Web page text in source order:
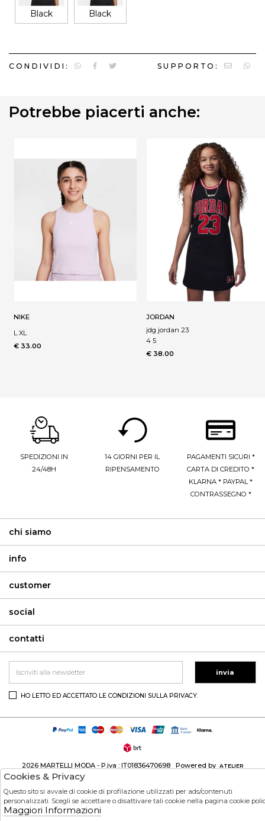
Black Black
CONDIVIDI: SUPPORTO:
Potrebbe piacerti anche:
NIKE
L XL
€ 33.00
JORDAN
jdg jordan 23
4 5
€ 38.00
SPEDIZIONI IN
24/48H
14 GIORNI PER IL
RIPENSAMENTO
PAGAMENTI SICURI *
CARTA DI CREDITO *
KLARNA * PAYPAL *
CONTRASSEGNO *
chi siamo
info
customer
social
contatti
HO LETTO ED ACCETTATO LE CONDIZIONI SULLA PRIVACY.
invia
2026 MARTELLI MODA - P.iva : IT01836470698 Powered by ATELIER
Cookies & Privacy
Questo sito si avvale di cookie di profilazione utilizzati per ads/contenuti
personalizzati. Scegli se accettare o disattivare tali cookie nella pagina cookie
Maggiori Informazioni